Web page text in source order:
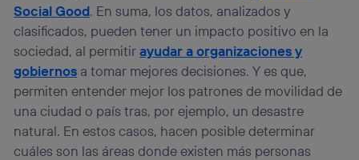
Social Good. En suma, los datos, analizados y
clasificados, pueden tener un impacto positivo en la
sociedad, al permitirayudar a organizaciones y
gobiernos a tomar mejores decisiones. Y es que,
permiten entender mejor los patrones de movilidad de
una ciudad o país tras, por ejemplo, un desastre
natural. En estos casos, hacen posible determinar
cuáles son las áreas donde existen más personas